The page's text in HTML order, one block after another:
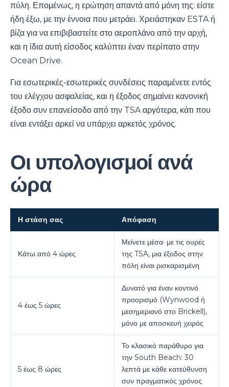
πύλη. Επομένως, η ερώτηση απαντά από μόνη της: είστε
ήδη έξω, με την έννοια που μετράει. Χρειάστηκαν ESTA ή
βίζα για να επιβιβαστείτε στο αεροπλάνο από την αρχή,
και η ίδια αυτή είσοδος καλύπτει έναν περίπατο στην
Ocean Drive.
Για εσωτερικές-εσωτερικές συνδέσεις παραμένετε εντός
του ελέγχου ασφαλείας, και η έξοδος σημαίνει κανονική
έξοδο συν επανείσοδο από την TSA αργότερα, κάτι που
είναι εντάξει αρκεί να υπάρχει αρκετός χρόνος.
Οι υπολογισμοί ανά
ώρα
Η στάση σας Απόφαση
Κάτω από 4 ώρες
Μείνετε μέσα· με τις ουρές
της TSA, μια έξοδος στην
πόλη είναι ρισκαρισμένη
4 έως 5 ώρες
Δυνατό για έναν κοντινό
προορισμό (Wynwood ή
μεσημεριανό στο Brickell),
μόνο με αποσκευή χειρός
5 έως 8 ώρες
Το κλασικό παράθυρο για
την South Beach: 30
λεπτά με κάθε κατεύθυνση
συν πραγματικός χρόνος